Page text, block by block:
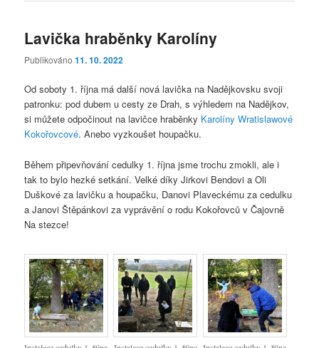
Lavička hraběnky Karolíny
Publikováno11. 10. 2022
Odsoboty 1. října má další nová lavička na Nadějkovsku svoji
patronku: pod dubem u cesty ze Drah, s výhledem na Nadějkov,
si můžete odpočinout na lavičce hraběnky Karolíny Wratislawové
Kokořovcové. Anebo vyzkoušet houpačku.
Během připevňování cedulky 1. října jsme trochu zmokli, ale i
tak to bylo hezké setkání. Velké díky Jirkovi Bendovi a Oli
Duškové za lavičku a houpačku, Danovi Plaveckému za cedulku
a Janovi Štěpánkovi za vyprávění o rodu Kokořovců v Čajovně
Na stezce!